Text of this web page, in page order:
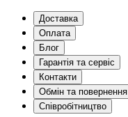
Доставка
Оплата
Блог
Гарантія та сервіс
Контакти
Обмін та повернення
Співробітництво